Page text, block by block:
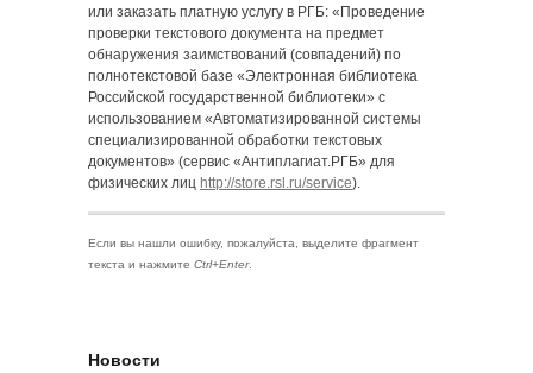
или заказать платную услугу в РГБ: «Проведение
проверки текстового документа на предмет
обнаружения заимствований (совпадений) по
полнотекстовой базе «Электронная библиотека
Российской государственной библиотеки» с
использованием «Автоматизированной системы
специализированной обработки текстовых
документов» (сервис «Антиплагиат.РГБ» для
физических лиц http://store.rsl.ru/service).
Если вы нашли ошибку, пожалуйста, выделите фрагмент
текста и нажмите Ctrl+Enter.
Новости